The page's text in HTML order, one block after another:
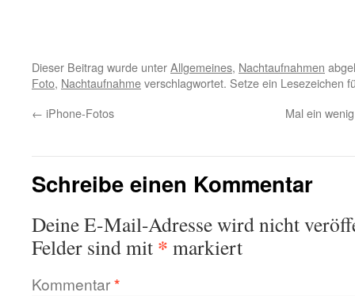
Dieser Beitrag wurde unterAllgemeines, Nachtaufnahmen
Foto, Nachtaufnahmeverschlagwortet. Setze ein Lesezeichen
← iPhone-Fotos Mal ein
Schreibe einen Kommentar
Deine E-Mail-Adresse wird nicht
Felder sind mit * markiert
Kommentar*